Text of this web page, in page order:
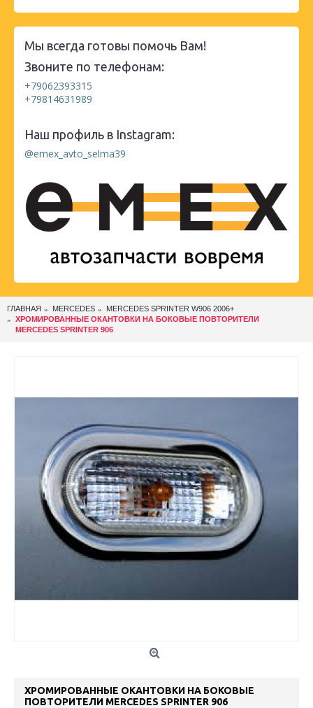
Мы всегда готовы помочь Вам!
Звоните по телефонам:
+79062393315
+79814631989
Наш профиль в Instagram:
@emex_avto_selma39
ГЛАВНАЯ MERCEDES
MERCEDES SPRINTER W906 2006+
ХРОМИРОВАННЫЕ ОКАНТОВКИ НА БОКОВЫЕ ПОВТОРИТЕЛИ
MERCEDES SPRINTER 906
ХРОМИРОВАННЫЕ ОКАНТОВКИ НА БОКОВЫЕ
ПОВТОРИТЕЛИ MERCEDES SPRINTER 906